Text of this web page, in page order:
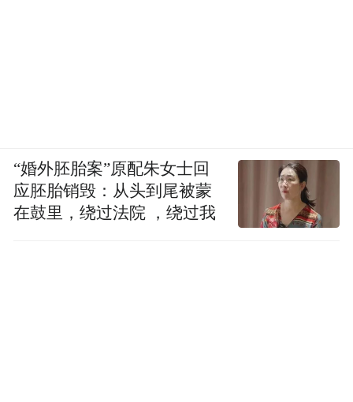
“婚外胚胎案”原配朱女士回
应胚胎销毁：从头到尾被蒙
在鼓里，绕过法院 ，绕过我